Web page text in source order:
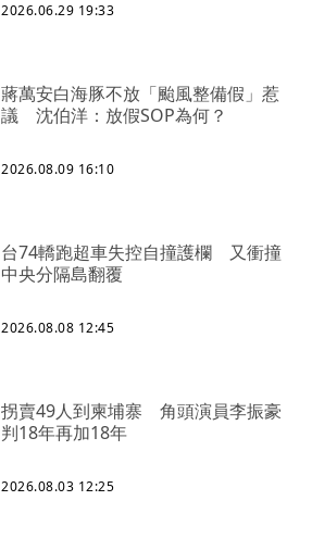
2026.06.29 19:33
蔣萬安白海豚不放「颱風整備假」惹
議 沈伯洋：放假SOP為何？
2026.08.09 16:10
台74轎跑超車失控自撞護欄 又衝撞
中央分隔島翻覆
2026.08.08 12:45
拐賣49人到柬埔寨 角頭演員李振豪
判18年再加18年
2026.08.03 12:25